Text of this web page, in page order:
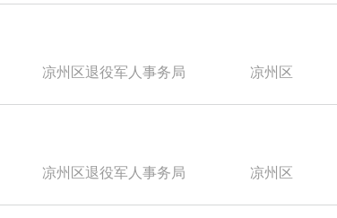
凉州区退役军人事务局 凉州区
凉州区退役军人事务局 凉州区